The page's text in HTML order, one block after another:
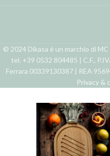
© 2024 Dikasa è un marchio di
tel. +39 0532 804485 | C.F.,
Ferrara 00339130387 | REA
Privacy &